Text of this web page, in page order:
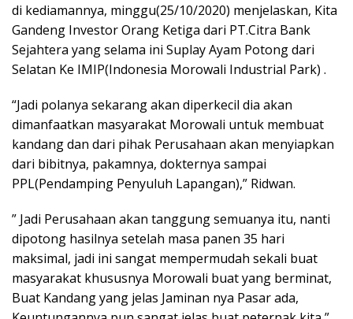
di kediamannya, minggu(25/10/2020) menjelaskan, Kita
Gandeng Investor Orang Ketiga dari PT.Citra Bank
Sejahtera yang selama ini Suplay Ayam Potong dari
Selatan Ke IMIP(Indonesia Morowali Industrial Park) .
“Jadi polanya sekarang akan diperkecil dia akan
dimanfaatkan masyarakat Morowali untuk membuat
kandang dan dari pihak Perusahaan akan menyiapkan
dari bibitnya, pakamnya, dokternya sampai
PPL(Pendamping Penyuluh Lapangan),” Ridwan.
” Jadi Perusahaan akan tanggung semuanya itu, nanti
dipotong hasilnya setelah masa panen 35 hari
maksimal, jadi ini sangat mempermudah sekali buat
masyarakat khususnya Morowali buat yang berminat,
Buat Kandang yang jelas Jaminan nya Pasar ada,